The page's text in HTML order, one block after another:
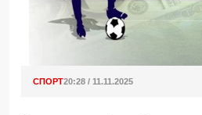
СПОРТ20:28 / 11.11.2025